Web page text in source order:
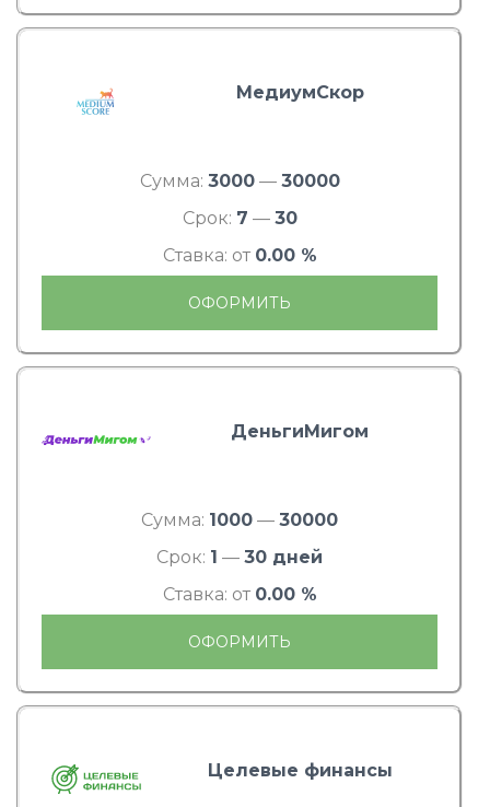
МедиумСкор
Сумма: 3000— 30000
Срок: 7 — 30
Ставка: от 0.00 %
ОФОРМИТЬ
ДеньгиМигом
Сумма: 1000 — 30000
Срок: 1 — 30 дней
Ставка: от 0.00 %
ОФОРМИТЬ
Целевые финансы